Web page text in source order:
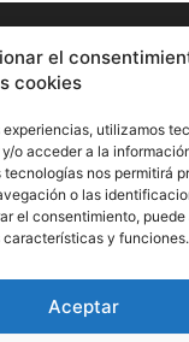
el
cookies
utilizamos
o acceder a la
nos permitirá
o las
el consentimiento,
y funciones.
Aceptar
ABOUT US
de Málaga y otros